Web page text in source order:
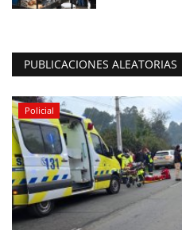
PUBLICACIONES ALEATORIAS
Policial